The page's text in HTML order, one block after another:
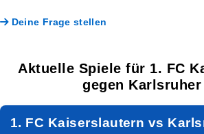
Deine Frage stellen
Aktuelle Spiele für 1. FC
gegen Karlsruher
1. FC Kaiserslautern vs